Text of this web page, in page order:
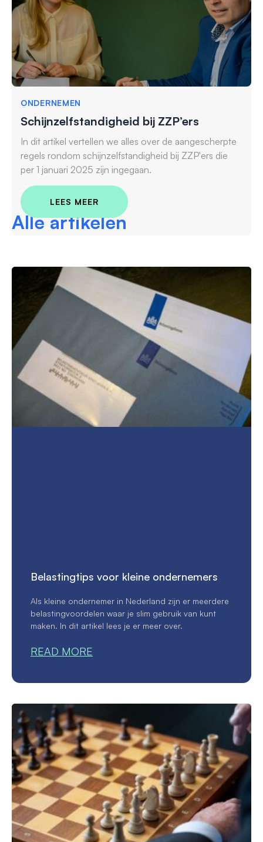
ONDERNEMEN
Schijnzelfstandigheid bij ZZP’ers
In dit artikel vertellen we alles over de aangescherpte
regels rondom schijnzelfstandigheid bij ZZP'ers die
per 1 januari 2025 zijn ingegaan.
LEES MEER
Alle artikelen
Belastingtips voor kleine ondernemers
Als kleine ondernemer in Nederland zijn er meerdere
belastingvoordelen waar je slim gebruik van kunt
maken. In dit artikel lees je er meer over.
READ MORE